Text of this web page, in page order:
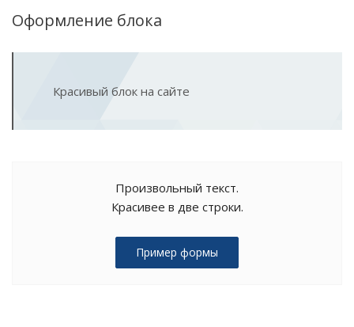
Оформление блока
Красивый блок на сайте
Произвольный текст.
Красивее в две строки.
Пример формы